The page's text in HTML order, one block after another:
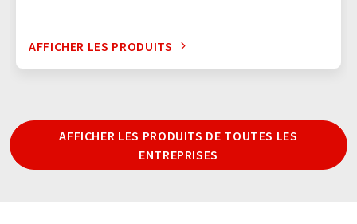
AFFICHER LES PRODUITS
AFFICHER LES PRODUITS DE TOUTES LES
ENTREPRISES